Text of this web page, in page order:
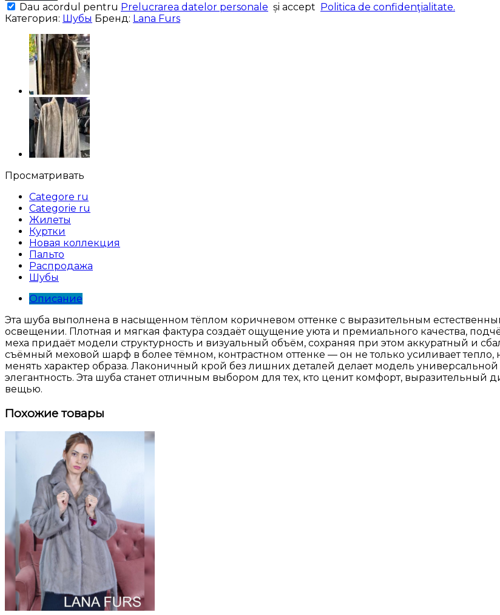
Dau acordul pentru Prelucrarea datelor personale și accept Politica de confidenţialitate.
Категория: Шубы Бренд: Lana Furs
Просматривать
Categore ru
Categorie ru
Жилеты
Куртки
Новая коллекция
Пальто
Распродажа
Шубы
Описание
Эта шуба выполнена в насыщенном тёплом коричневом оттенке с выразительным
освещении. Плотная и мягкая фактура создаёт ощущение уюта и премиального качества,
меха придаёт модели структурность и визуальный объём, сохраняя при этом аккуратный и
съёмный меховой шарф в более тёмном, контрастном оттенке — он не только усиливает
менять характер образа. Лаконичный крой без лишних деталей делает модель
элегантность. Эта шуба станет отличным выбором для тех, кто ценит комфорт, выразительный
вещью.
Похожие товары